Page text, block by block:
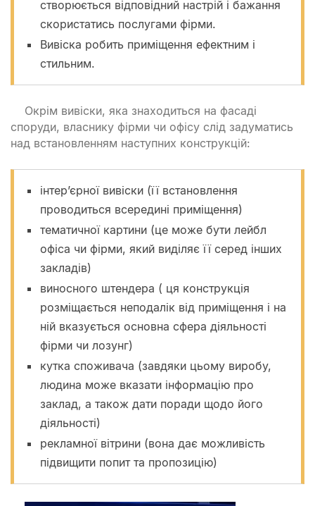
створюється відповідний настрій і бажання
скористатись послугами фірми.
Вивіска робить приміщення ефектним і
стильним.
Окрім вивіски, яка знаходиться на фасаді
споруди, власнику фірми чи офісу слід задуматись
над встановленням наступних конструкцій:
інтер’єрної вивіски (її встановлення
проводиться всередині приміщення)
тематичної картини (це може бути лейбл
офіса чи фірми, який виділяє її серед інших
закладів)
виносного штендера ( ця конструкція
розміщається неподалік від приміщення і на
ній вказується основна сфера діяльності
фірми чи лозунг)
кутка споживача (завдяки цьому виробу,
людина може вказати інформацію про
заклад, а також дати поради щодо його
діяльності)
рекламної вітрини (вона дає можливість
підвищити попит та пропозицію)